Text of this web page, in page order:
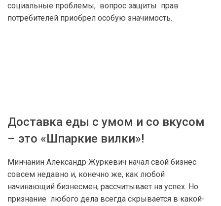
социальные проблемы, вопрос защиты прав
потребителей приобрел особую значимость.
Доставка еды с умом и со вкусом
– это «Шпаркие вилки»!
Минчанин Александр Журкевич начал свой бизнес
совсем недавно и, конечно же, как любой
начинающий бизнесмен, рассчитывает на успех. Но
признание любого дела всегда скрывается в какой-